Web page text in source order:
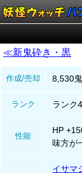
≪新鬼砕き・黒
作成/売却 8,530
ランク ランク4
性能
HP
味方が
イサマ